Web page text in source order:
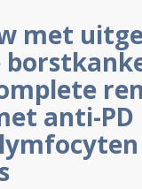
met
anti-PD